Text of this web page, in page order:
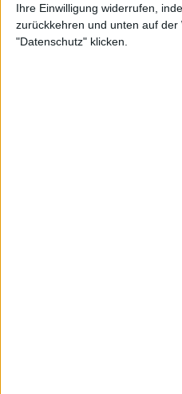
Ihre Einwilligung widerrufen,
zurückkehren und unten auf
"Datenschutz" klicken.